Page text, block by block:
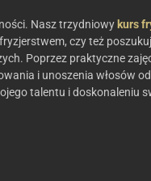
Nasz trzydniowy kurs
czy też
Poprzez praktyczne
i unoszenia włosów
talentu i doskonaleniu